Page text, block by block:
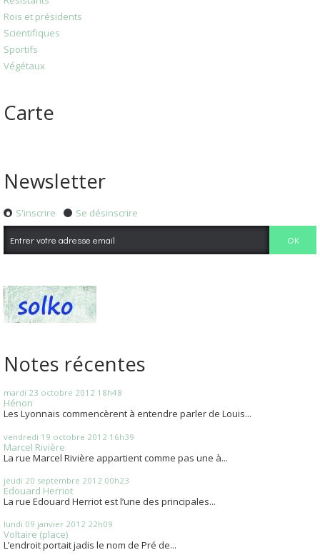
Rois et présidents
Scientifiques
Sportifs
Végétaux
Carte
Newsletter
S'inscrire Se désinscrire
Notes récentes
mardi 23 octobre 2012 18h48
Hénon
Les Lyonnais commencèrent à entendre parler de Louis...
vendredi 19 octobre 2012 16h39
Marcel Rivière
La rue Marcel Rivière appartient comme pas une à...
jeudi 20 septembre 2012 00h23
Edouard Herriot
La rue Edouard Herriot est l’une des principales...
lundi 09 janvier 2012 22h09
Voltaire (place)
L’endroit portait jadis le nom de Pré de...